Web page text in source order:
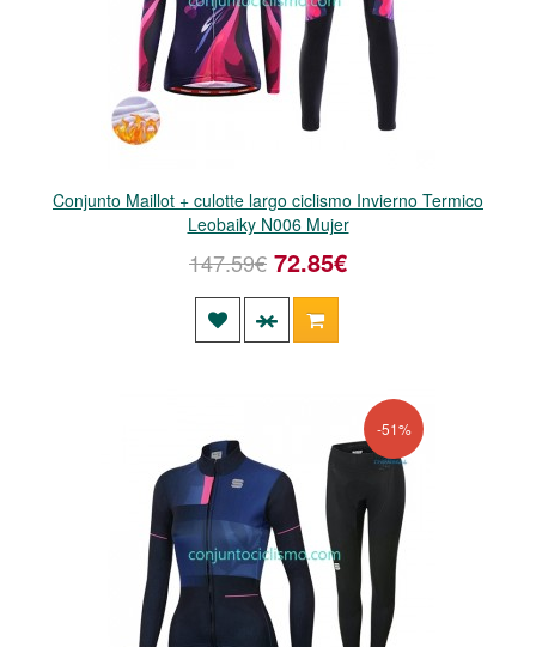
Conjunto Maillot + culotte largo ciclismo Invierno Termico
Leobaiky N006 Mujer
147.59€ 72.85€
-51%